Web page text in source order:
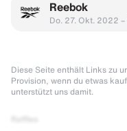
Reebok
Do. 27. Okt. 2022
Diese Seite enthält Links zu
Provision, wenn du etwas
unterstützt uns damit.